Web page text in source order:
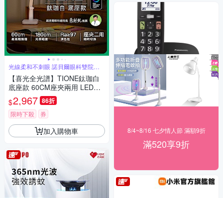
光線柔和不刺眼 諾貝爾眼科雙院長
推薦
【喜光全光譜】TIONE鈦珈白
底座款 60CM座夾兩用 LED護
眼檯燈∣螢幕閱讀 高演色美甲神
燈∣現貨 原廠保固 免運
$2,967 86折
限時下殺 券
加入購物車 8/4~8/16 七夕情人節 滿額9折
滿520享9折